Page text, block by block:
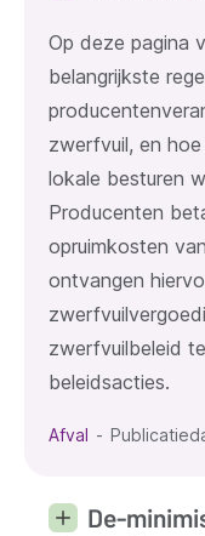
Op deze pagina
belangrijkste
zwerfvuil, en
lokale besturen
Producenten
opruimkosten
ontvangen
zwerfvuilbeleid
beleidsacties.
Afval
De-